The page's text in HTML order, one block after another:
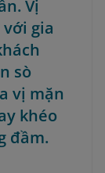
Vị
gia
sò
vị mặn
khéo
đầm.